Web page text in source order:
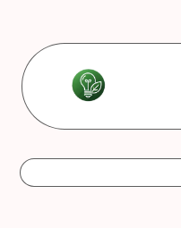
content
L
e
s
astuces